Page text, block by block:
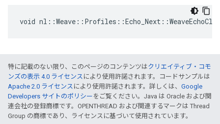
void
特に記載のない限り、このページのコンテンツはクリエイティブ・コモ
ンズの表示 4.0 ライセンス により使用許諾されます。コードサンプルは
Apache 2.0 ライセンス により使用許諾されます。詳しくは、 Google
Developers サイトのポリシー をご覧ください。Java は Oracle および関
連会社の登録商標です。OPENTHREAD および関連するマークは Thread
Group の商標であり、ライセンスに基づいて使用されています。